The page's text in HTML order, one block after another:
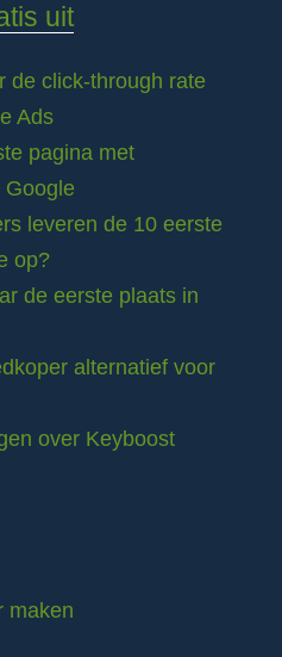
uit
de click-through rate
Ads
pagina met
leveren de 10 eerste
op?
de eerste plaats in
alternatief voor
over Keyboost
maken